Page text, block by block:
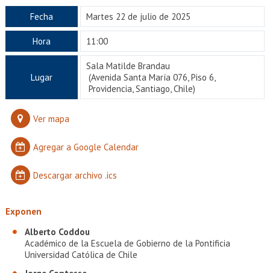
Egresados Funcionarios
Fecha Martes 22 de julio de 2025
Hora 11:00
Lugar
Sala Matilde Brandau
(Avenida Santa María 076, Piso 6,
Providencia, Santiago, Chile)
Ver mapa
Agregar a Google Calendar
Descargar archivo .ics
Exponen
Alberto Coddou
Académico de la Escuela de Gobierno de la Pontificia
Universidad Católica de Chile